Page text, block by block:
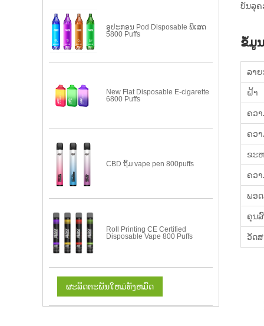
ອຸປະກອນ Pod Disposable ພິເສດ
5800 Puffs
New Flat Disposable E-cigarette
6800 Puffs
CBD ຖິ້ມ vape pen 800puffs
Roll Printing CE Certified
Disposable Vape 800 Puffs
ຜະລິດຕະພັນໃຫມ່ທັງຫມົດ
ບັນລຸຄ
ຂໍ້ມູ
ລາຍ
ຝ້າ
ຄວ
ຄວ
ຂະ
ຄວ
ພອ
ຄຸນ
ວັດ